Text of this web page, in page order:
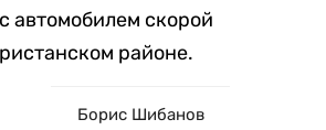
автомобилем скорой
районе.
Борис Шибанов